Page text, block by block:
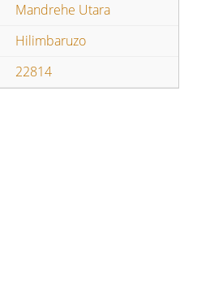
Mandrehe Utara
Hilimbaruzo
22814